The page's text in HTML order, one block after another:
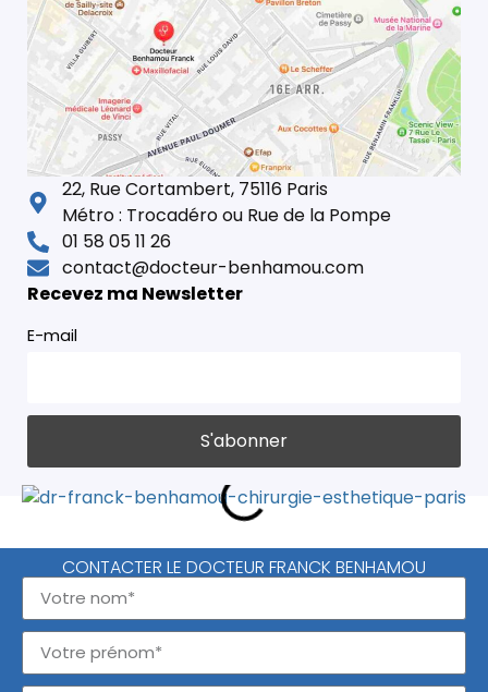
22, Rue Cortambert, 75116 Paris
Métro : Trocadéro ou Rue de la Pompe
01 58 05 11 26
contact@docteur-benhamou.com
Recevez ma Newsletter
E-mail
CONTACTER LE DOCTEUR FRANCK BENHAMOU